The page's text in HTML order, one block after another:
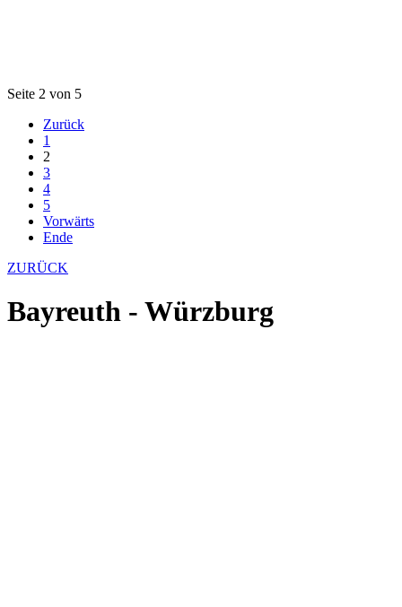
Seite 2 von 5
Zurück
1
2
3
4
5
Vorwärts
Ende
ZURÜCK
Bayreuth - Würzburg